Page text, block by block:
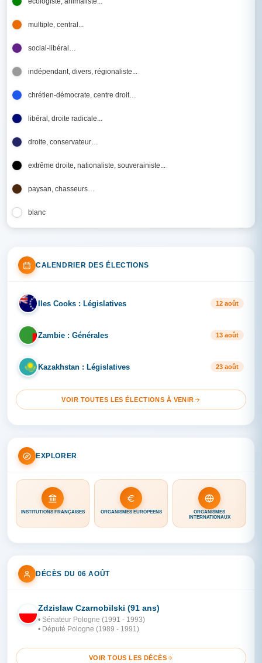
multiple, central...
social-libéral…
indépendant, divers, régionaliste...
chrétien-démocrate, centre droit…
libéral, droite radicale...
droite, conservateur…
extrême droite, nationaliste, souverainiste...
paysan, chasseurs…
blanc
CALENDRIER DES ÉLECTIONS
IL Iles Cooks : Législatives 12 août
ZA Zambie : Générales 13 août
KA Kazakhstan : Législatives 23 août
VOIR TOUTES LES ÉLECTIONS À VENIR
EXPLORER
INSTITUTIONS FRANÇAISES ORGANISMES EUROPÉENS
ORGANISMES
INTERNATIONAUX
DÉCÈS DU 06 AOÛT
PO
Zdzislaw Czarnobilski (91 ans)
• Sénateur Pologne (1991 - 1993)
• Député Pologne (1989 - 1991)
VOIR TOUS LES DÉCÈS